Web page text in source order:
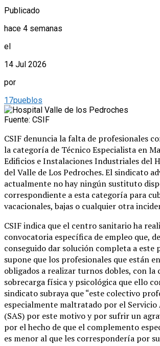
Publicado
hace 4 semanas
el
14 Jul 2026
por
17pueblos
Fuente: CSIF
CSIF denuncia la falta de profesionales
la categoría de Técnico Especialista en
Edificios e Instalaciones Industriales del
del Valle de Los Pedroches. El sindicato
actualmente no hay ningún sustituto
correspondiente a esta categoría para
vacacionales, bajas o cualquier otra
CSIF indica que el centro sanitario ha
convocatoria específica de empleo que,
conseguido dar solución completa a este
supone que los profesionales que están
obligados a realizar turnos dobles, con la
sobrecarga física y psicológica que ello
sindicato subraya que “este colectivo
especialmente maltratado por el Servicio
(SAS) por este motivo y por sufrir un
por el hecho de que el complemento
es menor al que les correspondería por